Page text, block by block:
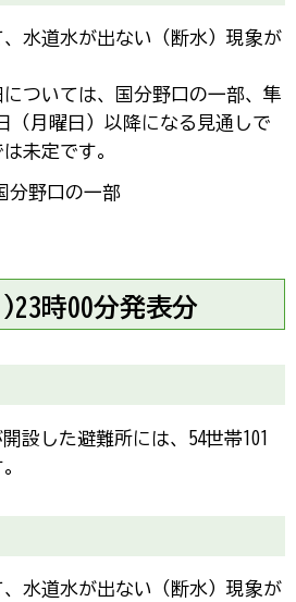
水道水が出ない（断水）現象が
ついては、国分野口の一部、隼
（月曜日）以降になる見通しで
未定です。
分野口の一部
時00分発表分
設した避難所には、54世帯101
水道水が出ない（断水）現象が